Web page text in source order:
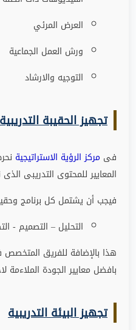
العرض المرئي
ورش العمل الجماعية
التوجيه والارشاد
تجهيز الحقيبة التدريبية
فى مركز الرؤية الاستراتيجية
المعايير للمحتوى التدريبى
فيجب أن يشتمل كل برنامج
التحليل – التصميم -
هذا بالإضافة للفريق المتخصص
بافضل معايير الجودة الملاءمة
تجهيز البيئة التدريبية